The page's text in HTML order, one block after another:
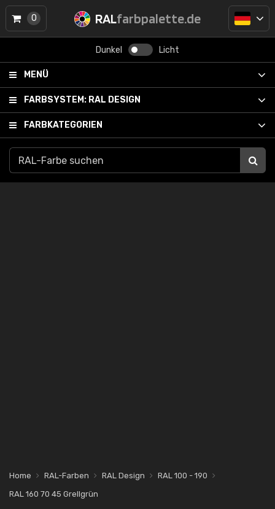
RALfarbpalette.de
Dunkel Licht
MENÜ
FARBSYSTEM: RAL DESIGN
FARBKATEGORIEN
0
Home RAL-Farben RAL Design
RAL 100 - 190
RAL 160 70 45 Grellgrün